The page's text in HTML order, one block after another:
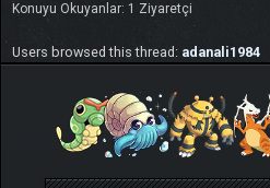
Konuyu Okuyanlar: 1 Ziyaretçi
Users browsed this thread: adanali1984